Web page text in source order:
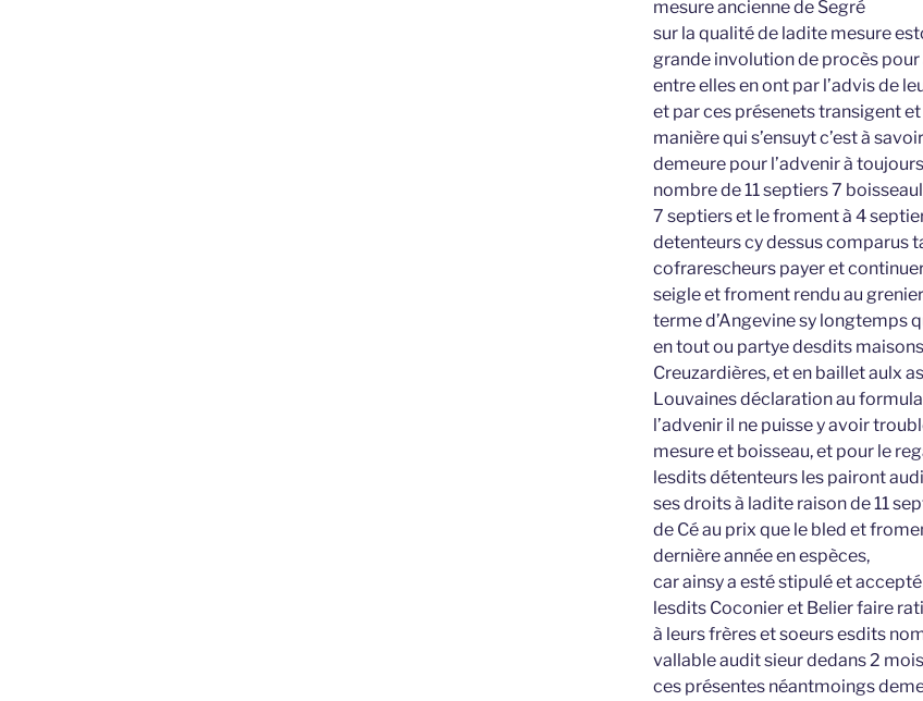
mesure ancienne de Segré
sur la qualité de ladite mesure
grande involution de procès
entre elles en ont par l’advis de
et par ces présenets transigent
manière qui s’ensuyt c’est à
demeure pour l’advenir à
nombre de 11 septiers 7
7 septiers et le froment à 4
detenteurs cy dessus comparus
cofrarescheurs payer et
seigle et froment rendu au
terme d’Angevine sy longtemps
en tout ou partye desdits
Creuzardières, et en baillet aulx
Louvaines déclaration au
l’advenir il ne puisse y avoir
mesure et boisseau, et pour le
lesdits détenteurs les pairont
ses droits à ladite raison de 11
de Cé au prix que le bled et
dernière année en espèces,
car ainsy a esté stipulé et
lesdits Coconier et Belier faire
à leurs frères et soeurs esdits
vallable audit sieur dedans 2
ces présentes néantmoings